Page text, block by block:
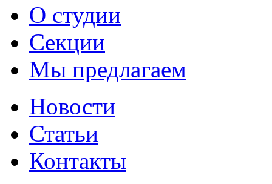
О студии
Секции
Мы предлагаем
Новости
Статьи
Контакты